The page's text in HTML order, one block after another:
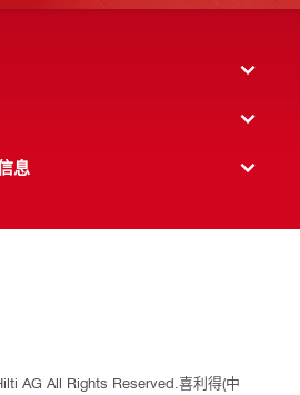
息
AG All Rights Reserved.喜利得(中